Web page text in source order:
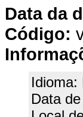
Data da
Código:
Idioma:
Data